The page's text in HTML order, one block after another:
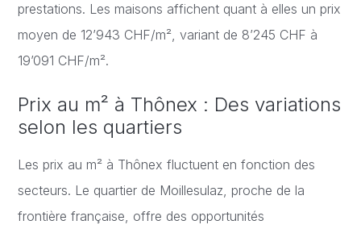
prestations. Les maisons affichent quant à elles un prix
moyen de 12’943 CHF/m², variant de 8’245 CHF à
19’091 CHF/m².
Prix au m² à Thônex : Des variations
selon les quartiers
Les prix au m² à Thônex fluctuent en fonction des
secteurs. Le quartier de Moillesulaz, proche de la
frontière française, offre des opportunités